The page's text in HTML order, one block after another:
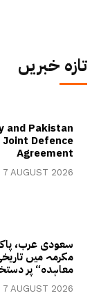
تازہ خبریں
and Pakistan
Defence
Agreement
7 AUGUST 2026
سعودی عرب،
مکرمہ میں
معاہدہ“ پر
7 AUGUST 2026